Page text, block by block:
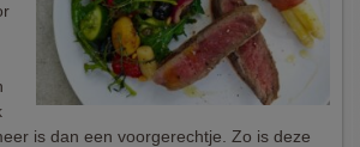
is dan een voorgerechtje. Zo is deze